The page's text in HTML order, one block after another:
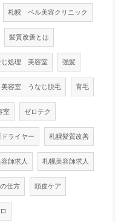
札幌 ベル美容クリニック
髪質改善とは
じ処理 美容室 強髪
美容室 うなじ脱毛 育毛
室 ゼロテク
ライヤー 札幌髪質改善
師求人 札幌美容師求人
仕方 頭皮ケア